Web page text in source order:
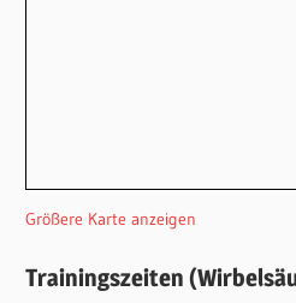
Größere Karte anzeigen
Trainingszeiten